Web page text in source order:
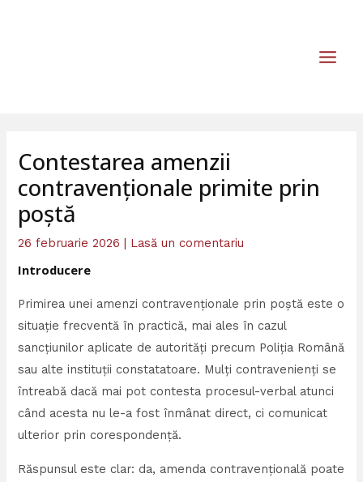
Contestarea amenzii
contravenționale primite prin
poștă
26 februarie 2026| Lasă un comentariu
Introducere
Primirea unei amenzi contravenționale prin poștă este o
situație frecventă în practică, mai ales în cazul
sancțiunilor aplicate de autorități precum Poliția Română
sau alte instituții constatatoare. Mulți contravenienți se
întreabă dacă mai pot contesta procesul-verbal atunci
când acesta nu le-a fost înmânat direct, ci comunicat
ulterior prin corespondență.
Răspunsul este clar: da, amenda contravențională poate